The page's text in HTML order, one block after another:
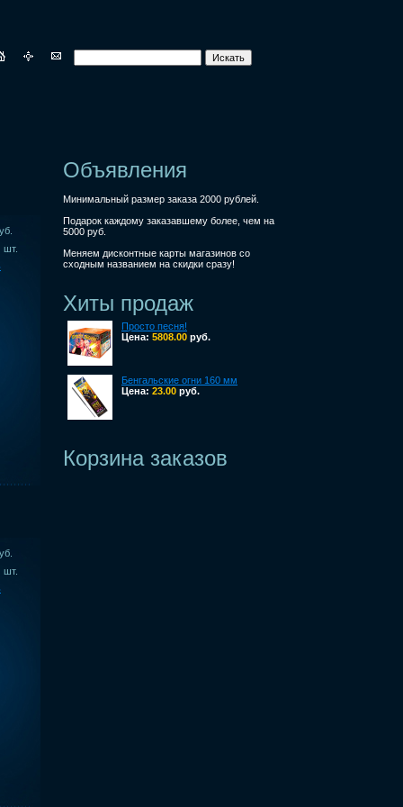
шт.
шт.
Объявления
Минимальный размер заказа 2000 рублей.
Подарок каждому заказавшему более, чем на
5000 руб.
Меняем дисконтные карты магазинов со
сходным названием на скидки сразу!
Хиты продаж
Просто песня!
Цена: 5808.00 руб.
Бенгальские огни 160 мм
Цена: 23.00 руб.
Корзина заказов